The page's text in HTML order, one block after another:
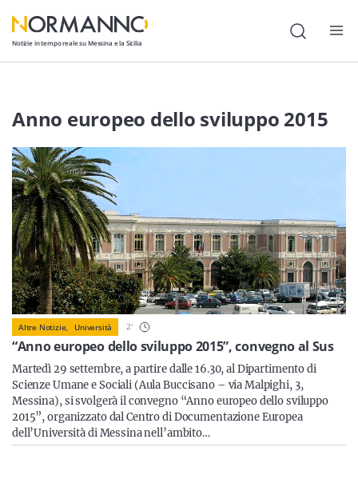
Notizie in tempo reale su Messina e la Sicilia
Politica
Cultura
Lavoro
Società
Economia
Sport
Sicilia
Servizi
Anno europeo dello sviluppo 2015
“Anno europeo dello sviluppo 2015”, convegno al Sus
Altre Notizie, Università 2'
Martedì 29 settembre, a partire dalle 16.30, al Dipartimento di
Scienze Umane e Sociali (Aula Buccisano – via Malpighi, 3,
Messina), si svolgerà il convegno “Anno europeo dello sviluppo
2015”, organizzato dal Centro di Documentazione Europea
dell’Università di Messina nell’ambito…